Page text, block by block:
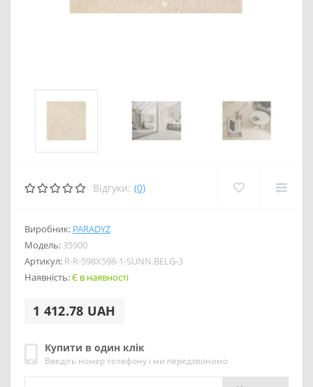
Відгуки: (0)
Виробник: PARADYZ
Модель: 35900
Артикул: R-R-598X598-1-SUNN.BELG-3
Наявність:Є в наявності
1 412.78 UAH
Купити в один клік
Введіть номер телефону і ми передзвонимо